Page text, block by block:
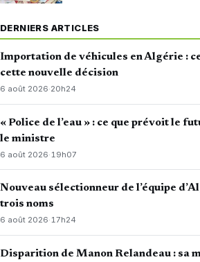
DERNIERS ARTICLES
Importation de véhicules en Algérie :
cette nouvelle décision
6 août 2026·20h24
« Police de l’eau » : ce que prévoit le
le ministre
6 août 2026· 19h07
Nouveau sélectionneur de l’équipe
trois noms
6 août 2026·17h24
Disparition de Manon Relandeau : sa